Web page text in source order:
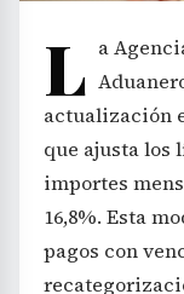
L a
actualización
que ajusta los
importes
16,8%. Esta
pagos con